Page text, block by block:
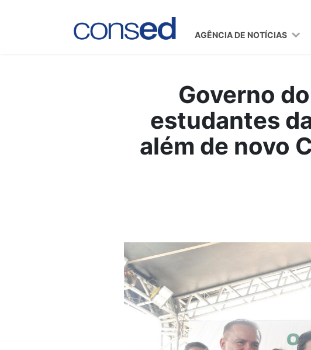
AGÊNCIA DE NOTÍCIAS
Governo
estudantes
além de novo